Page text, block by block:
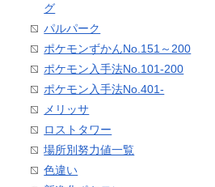
グ
パルパーク
ポケモンずかんNo.151～200
ポケモン入手法No.101-200
ポケモン入手法No.401-
メリッサ
ロストタワー
場所別努力値一覧
色違い